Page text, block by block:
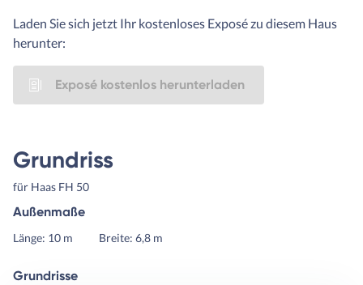
Laden Sie sich jetzt Ihr kostenloses Exposé zu diesem Haus
herunter:
Exposé kostenlos herunterladen
Grundriss
für Haas FH 50
Außenmaße
Länge: 10 m Breite: 6,8 m
Grundrisse